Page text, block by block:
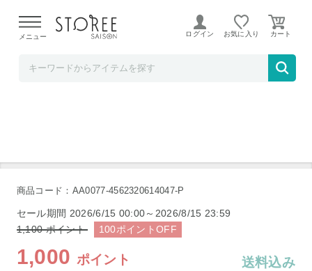
よる配送遅延が発生しております。
メニュー ログイン お気に入り
京蕎麦 半なま 丹波ノ霧 4人前 セット
商品コード：AA0077-4562320614047-P
セール期間 2026/6/15 00:00～2026/8/15 23:59
1,100ポイント 100ポイントOFF
1,000 ポイント 送料込み